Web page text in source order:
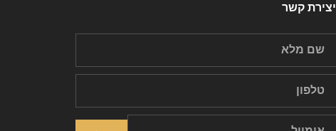
יצירת קשר